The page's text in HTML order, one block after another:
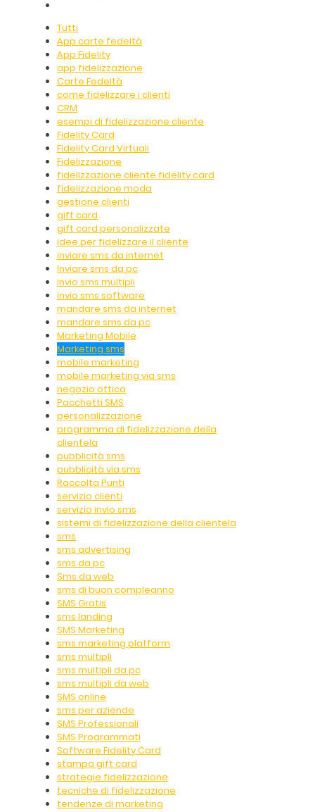
Tutti
App carte fedeltà
App Fidelity
app fidelizzazione
Carte Fedeltà
come fidelizzare i clienti
CRM
esempi di fidelizzazione cliente
Fidelity Card
Fidelity Card Virtuali
Fidelizzazione
fidelizzazione cliente fidelity card
fidelizzazione moda
gestione clienti
gift card
gift card personalizzate
idee per fidelizzare il cliente
inviare sms da internet
Inviare sms da pc
invio sms multipli
invio sms software
mandare sms da internet
mandare sms da pc
Marketing Mobile
Marketing sms
mobile marketing
mobile marketing via sms
negozio ottica
Pacchetti SMS
personalizzazione
programma di fidelizzazione della
clientela
pubblicità sms
pubblicità via sms
Raccolta Punti
servizio clienti
servizio invio sms
sistemi di fidelizzazione della clientela
sms
sms advertising
sms da pc
Sms da web
sms di buon compleanno
SMS Gratis
sms landing
SMS Marketing
sms marketing platform
sms multipli
sms multipli da pc
sms multipli da web
SMS online
sms per aziende
SMS Professionali
SMS Programmati
Software Fidelity Card
stampa gift card
strategie fidelizzazione
tecniche di fidelizzazione
tendenze di marketing